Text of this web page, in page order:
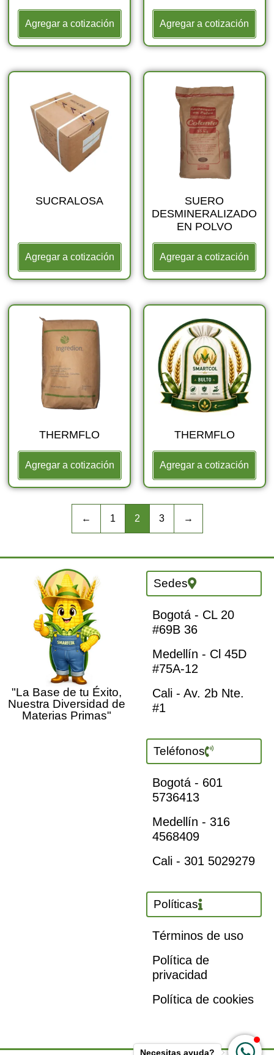
Agregar a cotización Agregar a cotización
SUCRALOSA
Agregar a cotización
SUERO
DESMINERALIZADO
EN POLVO
Agregar a cotización
THERMFLO
Agregar a cotización
THERMFLO
Agregar a cotización
← 1 2 3 →
"La Base de tu Éxito,
Nuestra Diversidad de
Materias Primas"
Sedes
Bogotá - CL 20
#69B 36
Medellín - Cl 45D
#75A-12
Cali - Av. 2b Nte.
#1
Teléfonos
Bogotá - 601
5736413
Medellín - 316
4568409
Cali - 301 5029279
Políticas
Términos de uso
Política de
privacidad
Política de cookies
Necesitas ayuda?